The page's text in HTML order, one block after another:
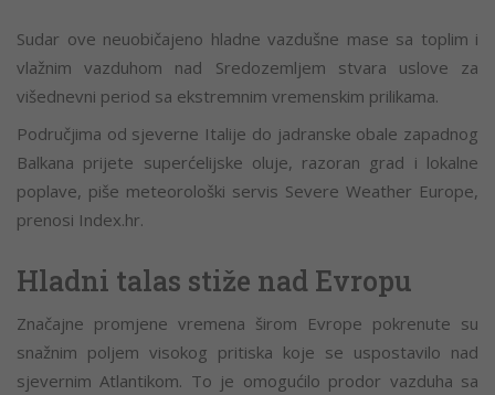
Sudar ove neuobičajeno hladne vazdušne mase sa toplim i
vlažnim vazduhom nad Sredozemljem stvara uslove za
višednevni period sa ekstremnim vremenskim prilikama.
Područjima od sjeverne Italije do jadranske obale zapadnog
Balkana prijete superćelijske oluje, razoran grad i lokalne
poplave, piše meteorološki servis Severe Weather Europe,
prenosi Index.hr.
Hladni talas stiže nad Evropu
Značajne promjene vremena širom Evrope pokrenute su
snažnim poljem visokog pritiska koje se uspostavilo nad
sjevernim Atlantikom. To je omogućilo prodor vazduha sa